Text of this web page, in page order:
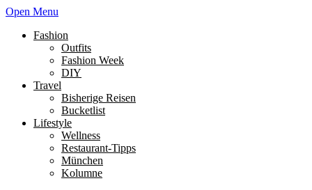
Open Menu
Fashion
Outfits
Fashion Week
DIY
Travel
Bisherige Reisen
Bucketlist
Lifestyle
Wellness
Restaurant-Tipps
München
Kolumne